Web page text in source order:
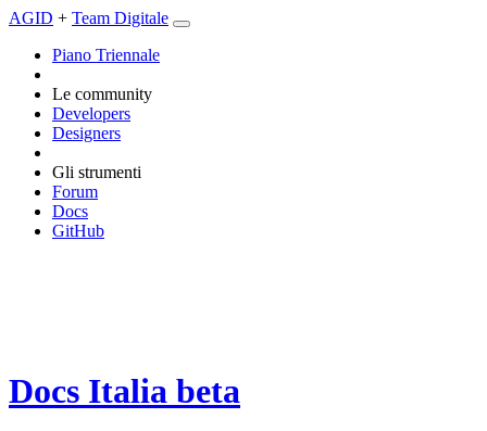
AGID + Team Digitale
Piano Triennale
Le community
Developers
Designers
Gli strumenti
Forum
Docs
GitHub
Docs Italia beta